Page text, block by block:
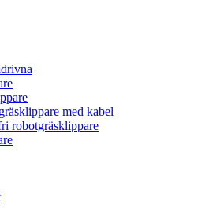
med kabel
robotgräsklippare